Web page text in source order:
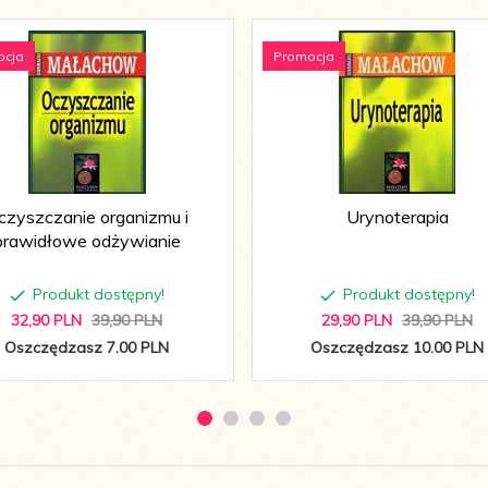
organizmu i
odżywianie
Produkt dostępny!
32,90 PLN 39,90 PLN
Oszczędzasz 7.00 PLN
Promocja
Urynoterapia
Produkt dostępny!
29,90 PLN 39,90 PLN
Oszczędzasz 10.00 PLN